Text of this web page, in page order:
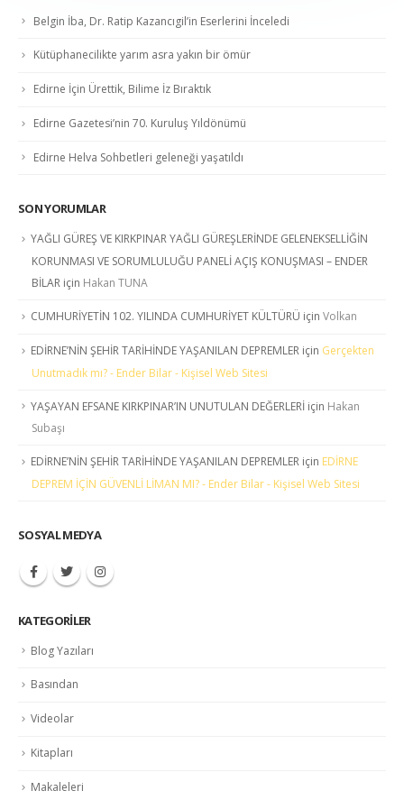
Belgin İba, Dr. Ratip Kazancıgil’in Eserlerini İnceledi
Kütüphanecilikte yarım asra yakın bir ömür
Edirne İçin Ürettik, Bilime İz Bıraktık
Edirne Gazetesi’nin 70. Kuruluş Yıldönümü
Edirne Helva Sohbetleri geleneği yaşatıldı
SON YORUMLAR
YAĞLI GÜREŞ VE KIRKPINAR YAĞLI GÜREŞLERİNDE GELENEKSELLİĞİN
KORUNMASI VE SORUMLULUĞU PANELİ AÇIŞ KONUŞMASI – ENDER
BİLAR için Hakan TUNA
CUMHURİYETİN 102. YILINDA CUMHURİYET KÜLTÜRÜ için Volkan
EDİRNE’NİN ŞEHİR TARİHİNDE YAŞANILAN DEPREMLER için Gerçekten
Unutmadık mı? - Ender Bilar - Kişisel Web Sitesi
YAŞAYAN EFSANE KIRKPINAR’IN UNUTULAN DEĞERLERİ için Hakan
Subaşı
EDİRNE’NİN ŞEHİR TARİHİNDE YAŞANILAN DEPREMLER için EDİRNE
DEPREM İÇİN GÜVENLİ LİMAN MI? - Ender Bilar - Kişisel Web Sitesi
SOSYAL MEDYA
KATEGORILER
Blog Yazıları
Basından
Videolar
Kitapları
Makaleleri